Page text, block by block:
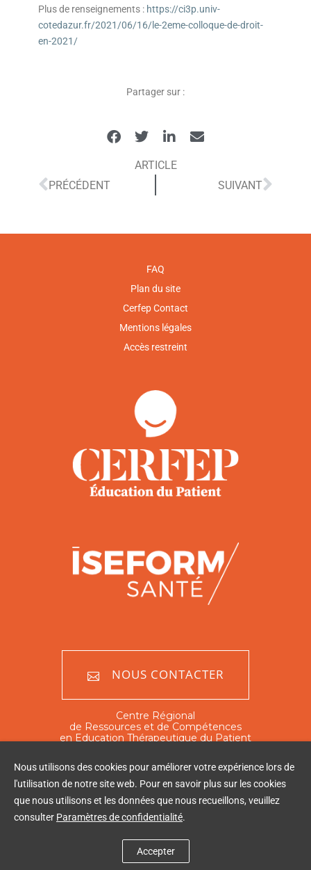
Plus de renseignements : https://ci3p.univ-
cotedazur.fr/2021/06/16/le-2eme-colloque-de-droit-
en-2021/
Partager sur :
ARTICLE
PRÉCÉDENT
SUIVANT
FAQ
Plan du site
Cerfep Contact
Mentions légales
Accès restreint
NOUS CONTACTER
Centre Régional
de Ressources et de Compétences
en Education Thérapeutique du Patient
351 rue Ambroise Paré
Tél : 03 20 16 03 60
CERFEP 2020
Nous utilisons des cookies pour améliorer votre expérience lors de
l'utilisation de notre site web. Pour en savoir plus sur les cookies
que nous utilisons et les données que nous recueillons, veuillez
consulter Paramètres de confidentialité.
Accepter